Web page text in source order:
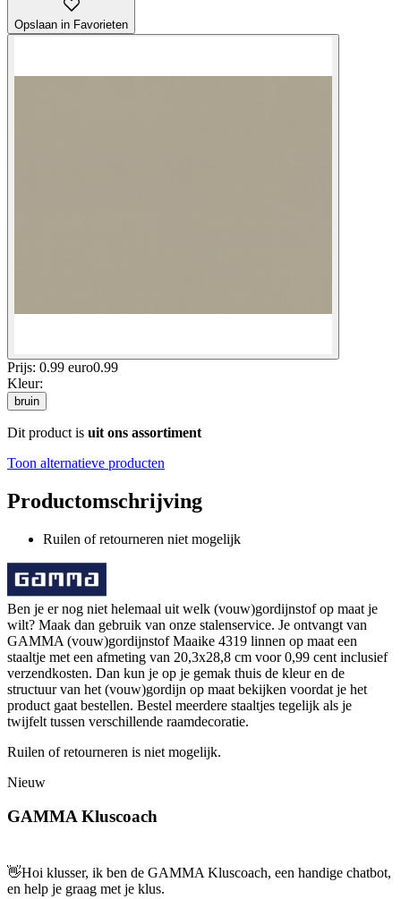
Opslaan in Favorieten
Prijs: 0.99 euro0.99
Kleur:
bruin
Dit product is uit ons assortiment
Toon alternatieve producten
Productomschrijving
Ruilen of retourneren niet mogelijk
Ben je er nog niet helemaal uit welk (vouw)gordijnstof op maat je
wilt? Maak dan gebruik van onze stalenservice. Je ontvangt van
GAMMA (vouw)gordijnstof Maaike 4319 linnen op maat een
staaltje met een afmeting van 20,3x28,8 cm voor 0,99 cent inclusief
verzendkosten. Dan kun je op je gemak thuis de kleur en de
structuur van het (vouw)gordijn op maat bekijken voordat je het
product gaat bestellen. Bestel meerdere staaltjes tegelijk als je
twijfelt tussen verschillende raamdecoratie.
Ruilen of retourneren is niet mogelijk.
Nieuw
GAMMA Kluscoach
👋Hoi klusser, ik ben de GAMMA Kluscoach, een handige chatbot,
en help je graag met je klus.